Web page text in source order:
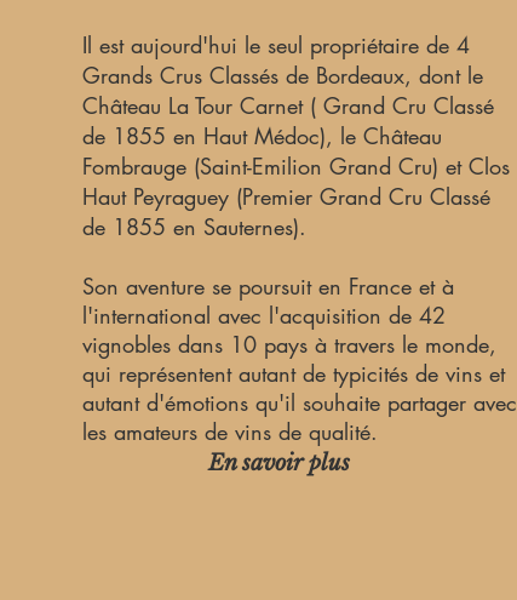
Il est aujourd'hui le seul propriétaire de 4
Grands Crus Classés de Bordeaux, dont le
Château La Tour Carnet ( Grand Cru Classé
de 1855 en Haut Médoc), le Château
Fombrauge (Saint-Emilion Grand Cru) et Clos
Haut Peyraguey (Premier Grand Cru Classé
de 1855 en Sauternes).
Son aventure se poursuit en France et à
l'international avec l'acquisition de 42
vignobles dans 10 pays à travers le monde,
qui représentent autant de typicités de vins et
autant d'émotions qu'il souhaite partager avec
les amateurs de vins de qualité.
En savoir plus